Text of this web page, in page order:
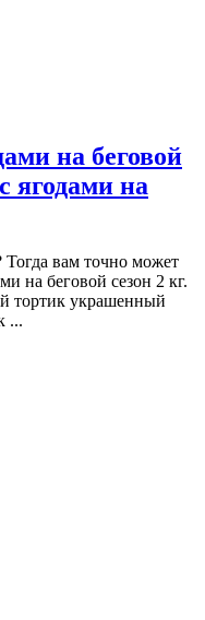
на беговой
ягодами на
Тогда вам точно может
на беговой сезон 2 кг.
тортик украшенный
...